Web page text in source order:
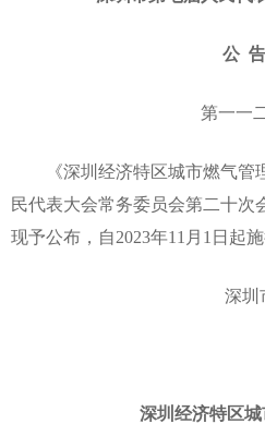
公 告
第一一
《深圳经济特区城市燃气管
民代表大会常务委员会第二十次
现予公布，自2023年11月1日起施
深圳市
深圳经济特区城